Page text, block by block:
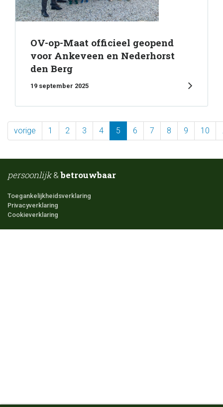
OV-op-Maat officieel geopend
voor Ankeveen en Nederhorst
den Berg
19 september 2025
vorige 1 2 3 4 5 6 7 8 9 10
persoonlijk&betrouwbaar
Toegankelijkheidsverklaring
Privacyverklaring
Cookieverklaring